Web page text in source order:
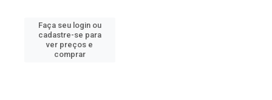
Faça seu login ou
cadastre-se para
ver preços e
comprar